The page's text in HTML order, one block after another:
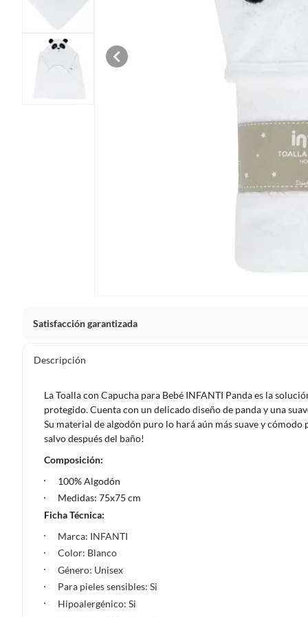
Satisfacción garantizada
Debe estar en perfecto estado, con todas sus etiquetas,
Productos que, por su naturaleza, no puedan ser devueltos,
Confeccionados a la medida.
De uso personal.
En sodimac.cl te damos
etiquetas y sin uso, tal como te lo entregamos.
Productos digitales que se entregan a través de una
programas para el computador.
Productos a pedido o confeccionados a medida.
Productos que han sido informados como
remanufacturados o con alguna deficiencia, que sean
Alimentos, bebidas, medicamentos, suplementos alimenticios,
Pinturas de un color a solicitud.
Descripción
La Toalla con Capucha para Bebé INFANTI Panda es la
protegido. Cuenta con un delicado diseño de panda y una
Su material de algodón puro lo hará aún más suave y
salvo después del baño!
Composición:
100% Algodón
Medidas: 75x75 cm
Ficha Técnica:
Marca: INFANTI
Color: Blanco
Género: Unisex
Para pieles sensibles: Si
Hipoalergénico: Si